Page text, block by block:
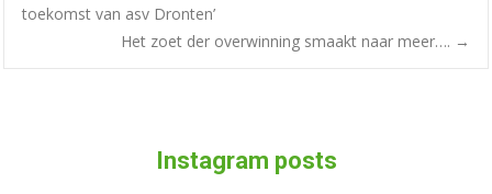
toekomst van asv Dronten’
Het zoet der overwinning smaakt naar meer…. →
Instagram posts